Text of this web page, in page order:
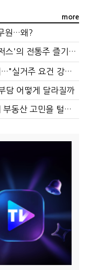
more
원…왜?
막걸리를 하이볼처럼?…'주(酒)벤저스'의 전통주 즐기는 법
1주택자도 양도세 최대 6.3배 차이…"실거주 요건 강화하자"
담 어떻게 달라질까
"어떤 건물을 팔까요"…세무사에게 부동산 고민을 털어놓는 이유